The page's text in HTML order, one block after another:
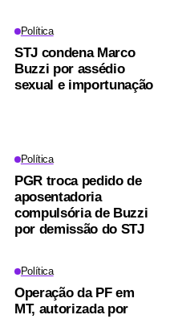
Política
STJ condena Marco
Buzzi por assédio
sexual e importunação
Política
PGR troca pedido de
aposentadoria
compulsória de Buzzi
por demissão do STJ
Política
Operação da PF em
MT, autorizada por